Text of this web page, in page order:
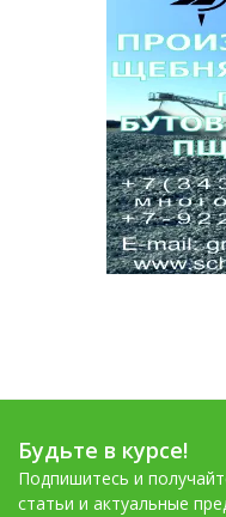
Будьте в курсе!
Подпишитесь и
статьи и актуальные